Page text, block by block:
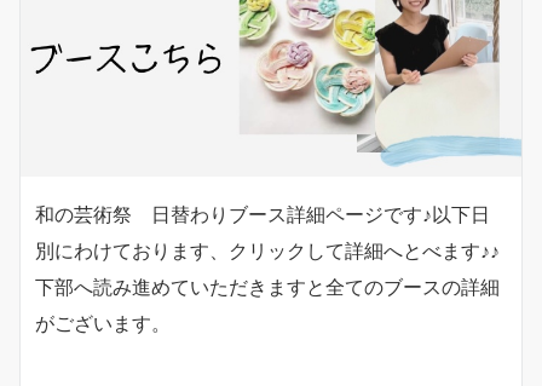
和の芸術祭 日替わりブース詳細ページです♪以下日
別にわけております、クリックして詳細へとべます♪♪
下部へ読み進めていただきますと全てのブースの詳細
がございます。